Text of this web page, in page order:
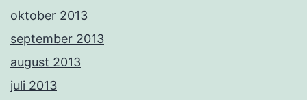
oktober 2013
september 2013
august 2013
juli 2013